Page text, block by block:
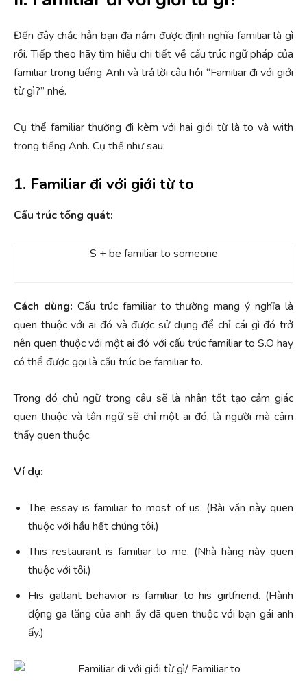
Đến đây chắc hẳn bạn đã nắm được định nghĩa familiar là gì
rồi. Tiếp theo hãy tìm hiểu chi tiết về cấu trúc ngữ pháp của
familiar trong tiếng Anh và trả lời câu hỏi “Familiar đi với giới
từ gì?” nhé.
Cụ thể familiar thường đi kèm với hai giới từ là to và with
trong tiếng Anh. Cụ thể như sau:
1. Familiar đi với giới từ to
Cấu trúc tổng quát:
S + be familiar to someone
Cách dùng: Cấu trúc familiar to thường mang ý nghĩa là
quen thuộc với ai đó và được sử dụng để chỉ cái gì đó trở
nên quen thuộc với một ai đó với cấu trúc familiar to S.O hay
có thể được gọi là cấu trúc be familiar to.
Trong đó chủ ngữ trong câu sẽ là nhân tốt tạo cảm giác
quen thuộc và tân ngữ sẽ chỉ một ai đó, là người mà cảm
thấy quen thuộc.
Ví dụ:
The essay is familiar to most of us. (Bài văn này quen
thuộc với hầu hết chúng tôi.)
This restaurant is familiar to me. (Nhà hàng này quen
thuộc với tôi.)
His gallant behavior is familiar to his girlfriend. (Hành
động ga lăng của anh ấy đã quen thuộc với bạn gái anh
ấy.)